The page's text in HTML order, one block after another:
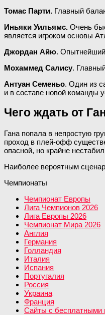
Томас Парти. Главный
Иньяки Уильямс. Очень
является игроком основы
Джордан Айю. Опытнейший
Мохаммед Салису.
Антуан Семеньо. Один из
и в составе новой команды
Чего ждать от
Гана попала в непростую
проход в плей-офф
опасной, но крайне
Наиболее вероятным
Чемпионаты
Чемпионат Европы
Лига Чемпионов 2026
Лига Европы 2026
Чемпионат Мира 2026
Англия
Германия
Голландия
Италия
Испания
Португалия
Россия
Украина
Франция
Сайты с бесплатными